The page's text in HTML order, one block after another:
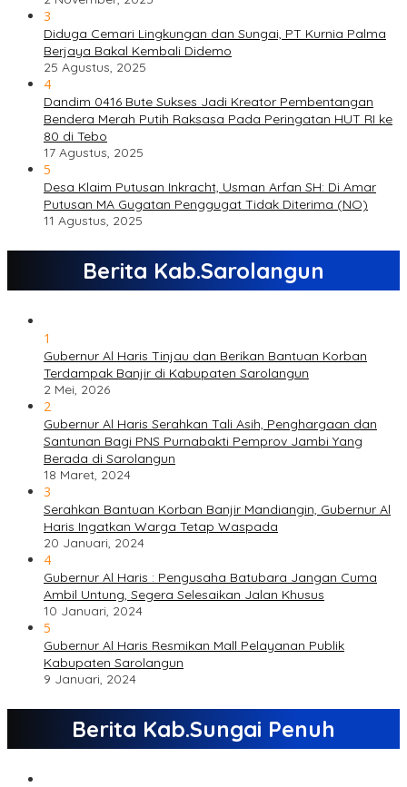
3
Diduga Cemari Lingkungan dan Sungai, PT Kurnia Palma
Berjaya Bakal Kembali Didemo
25 Agustus, 2025
4
Dandim 0416 Bute Sukses Jadi Kreator Pembentangan
Bendera Merah Putih Raksasa Pada Peringatan HUT RI ke
80 di Tebo
17 Agustus, 2025
5
Desa Klaim Putusan Inkracht, Usman Arfan SH: Di Amar
Putusan MA Gugatan Penggugat Tidak Diterima (NO)
11 Agustus, 2025
Berita Kab.Sarolangun
1
Gubernur Al Haris Tinjau dan Berikan Bantuan Korban
Terdampak Banjir di Kabupaten Sarolangun
2 Mei, 2026
2
Gubernur Al Haris Serahkan Tali Asih, Penghargaan dan
Santunan Bagi PNS Purnabakti Pemprov Jambi Yang
Berada di Sarolangun
18 Maret, 2024
3
Serahkan Bantuan Korban Banjir Mandiangin, Gubernur Al
Haris Ingatkan Warga Tetap Waspada
20 Januari, 2024
4
Gubernur Al Haris : Pengusaha Batubara Jangan Cuma
Ambil Untung, Segera Selesaikan Jalan Khusus
10 Januari, 2024
5
Gubernur Al Haris Resmikan Mall Pelayanan Publik
Kabupaten Sarolangun
9 Januari, 2024
Berita Kab.Sungai Penuh